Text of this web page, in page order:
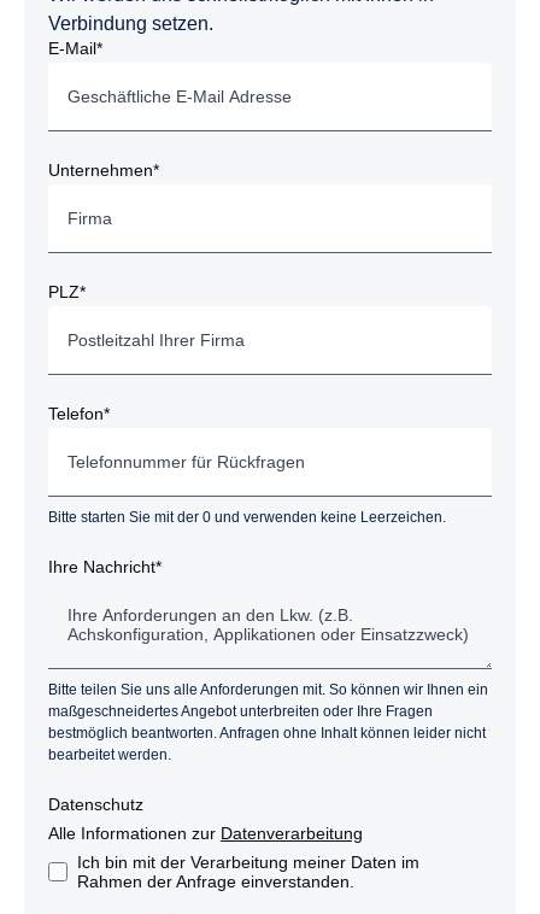
Verbindung setzen.
E-Mail*
Unternehmen*
PLZ*
Telefon*
Bitte starten Sie mit der 0 und verwenden keine Leerzeichen.
Ihre Nachricht*
Bitte teilen Sie uns alle Anforderungen mit. So können wir Ihnen ein
maßgeschneidertes Angebot unterbreiten oder Ihre Fragen
bestmöglich beantworten. Anfragen ohne Inhalt können leider nicht
bearbeitet werden.
Datenschutz
Alle Informationen zur Datenverarbeitung
Ich bin mit der Verarbeitung meiner Daten im
Rahmen der Anfrage einverstanden.